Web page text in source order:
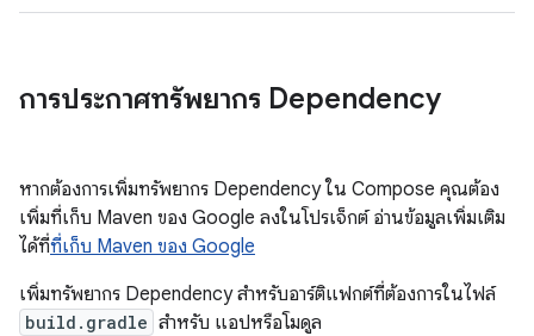
การประกาศทรัพยากร Dependency
หากต้องการเพิ่มทรัพยากร Dependency ใน Compose คุณต้อง
เพิ่มที่เก็บ Maven ของ Google ลงในโปรเจ็กต์ อ่านข้อมูลเพิ่มเติม
ได้ที่ที่เก็บ Maven ของ Google
เพิ่มทรัพยากร Dependency สำหรับอาร์ติแฟกต์ที่ต้องการในไฟล์
build.gradle สำหรับ แอปหรือโมดูล